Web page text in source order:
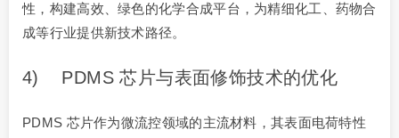
性，构建高效、绿色的化学合成平台，为精细化工、药物合
成等行业提供新技术路径。
4) PDMS 芯片与表面修饰技术的优化
PDMS 芯片作为微流控领域的主流材料，其表面电荷特性